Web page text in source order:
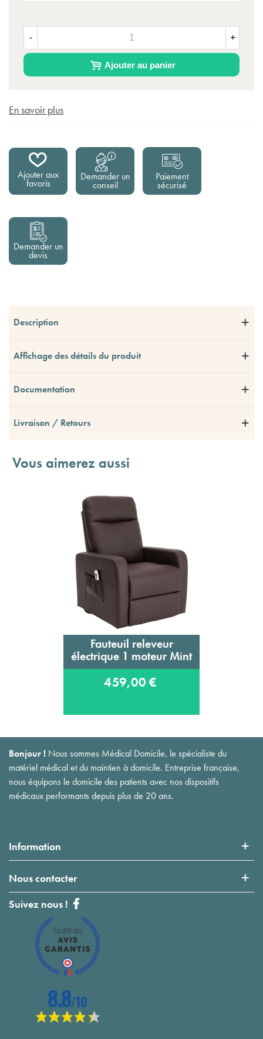
- +
Ajouter au panier
En savoir plus
Ajouter aux
favoris
Demander un
conseil
Paiement
sécurisé
Demander un
devis
Description
Affichage des détails du produit
Documentation
Livraison / Retours
Vous aimerez aussi
Fauteuil releveur
électrique 1 moteur Mint
459,00 €
Bonjour ! Nous sommes Médical Domicile, le spécialiste du
matériel médical et du maintien à domicile. Entreprise française,
nous équipons le domicile des patients avec nos dispositifs
médicaux performants depuis plus de 20 ans.
Information
Nous contacter
Suivez nous !